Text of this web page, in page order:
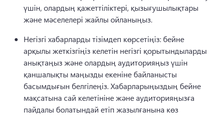
үшін, олардың қажеттіліктері, қызығушылықтары
және мәселелері жайлы ойланыңыз.
Негізгі хабарларды тізімдеп көрсетіңіз: бейне
арқылы жеткізгіңіз келетін негізгі қорытындыларды
анықтаңыз және олардың аудиторияңыз үшін
қаншалықты маңызды екеніне байланысты
басымдығын белгілеңіз. Хабарларыңыздың бейне
мақсатына сай келетініне және аудиторияңызға
пайдалы болатындай етіп жазылғанына көз